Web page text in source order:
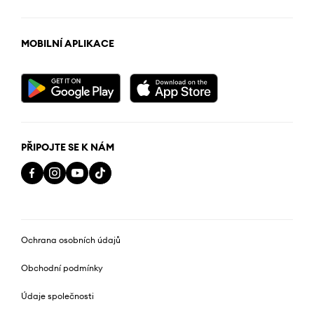
MOBILNÍ APLIKACE
PŘIPOJTE SE K NÁM
Ochrana osobních údajů
Obchodní podmínky
Údaje společnosti